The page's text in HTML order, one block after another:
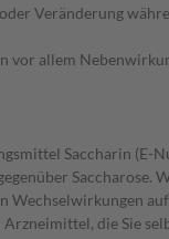
Veränderung
vor allem
Saccharin (E-
Saccharose.
Wechselwirkungen
die Sie